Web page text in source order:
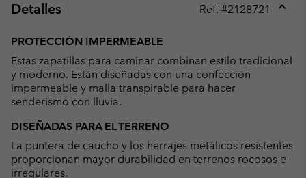
Detalles Ref. #2128721
PROTECCIÓN IMPERMEABLE
Estas zapatillas para caminar combinan estilo tradicional
y moderno. Están diseñadas con una confección
impermeable y malla transpirable para hacer
senderismo con lluvia.
DISEÑADAS PARA EL TERRENO
La puntera de caucho y los herrajes metálicos resistentes
proporcionan mayor durabilidad en terrenos rocosos e
irregulares.